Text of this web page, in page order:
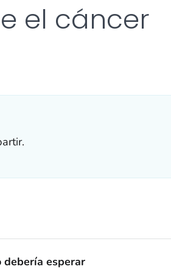
el cáncer
debería esperar